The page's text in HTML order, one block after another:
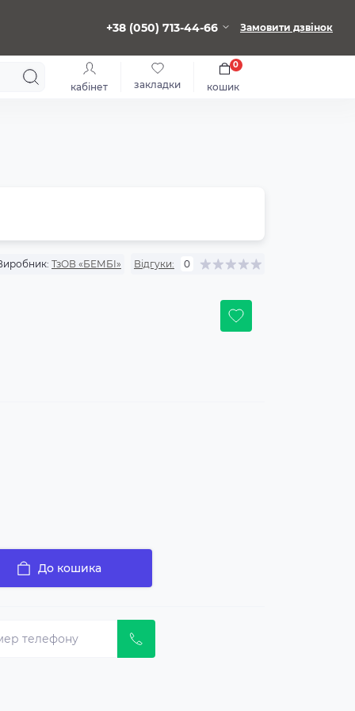
+38 (050) 713-44-66 Замовити дзвінок
кабінет закладки кошик
0
ТзОВ «БЕМБІ» Відгуки: 0
До кошика